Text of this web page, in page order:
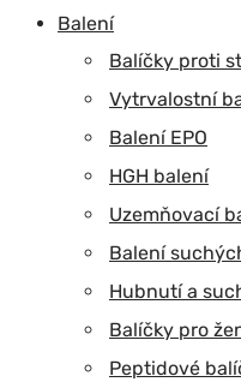
Balení
Balíčky proti
Vytrvalostní
Balení EPO
HGH balení
Uzemňovací
Balení
Hubnutí a
Balíčky pro
Peptidové